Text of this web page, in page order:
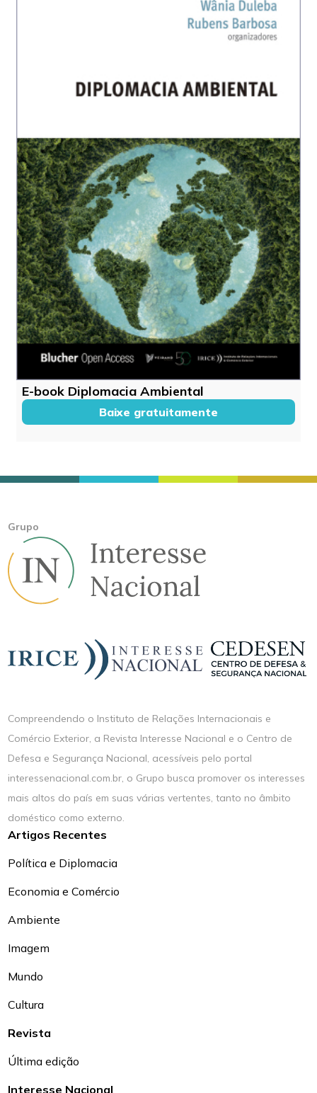
E-book Diplomacia Ambiental
Baixe gratuitamente
Grupo
Compreendendo o Instituto de Relações Internacionais e
Comércio Exterior, a Revista Interesse Nacional e o Centro de
Defesa e Segurança Nacional, acessíveis pelo portal
interessenacional.com.br, o Grupo busca promover os interesses
mais altos do país em suas várias vertentes, tanto no âmbito
doméstico como externo.
Artigos Recentes
Política e Diplomacia
Economia e Comércio
Ambiente
Imagem
Mundo
Cultura
Revista
Última edição
Interesse Nacional